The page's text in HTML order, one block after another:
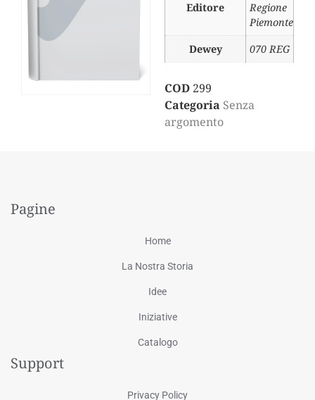
Editore
Regione
Piemonte
Dewey
070 REG
COD 299
Categoria Senza
argomento
Pagine
Home
La Nostra Storia
Idee
Iniziative
Catalogo
Support
Privacy Policy